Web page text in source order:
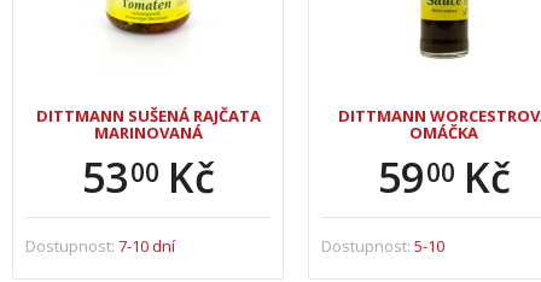
DITTMANN SUŠENÁ RAJČATA
MARINOVANÁ
5300Kč
Dostupnost: 7-10 dní
DITTMANN
OMÁČKA
5900Kč
Dostupnost: 5-10